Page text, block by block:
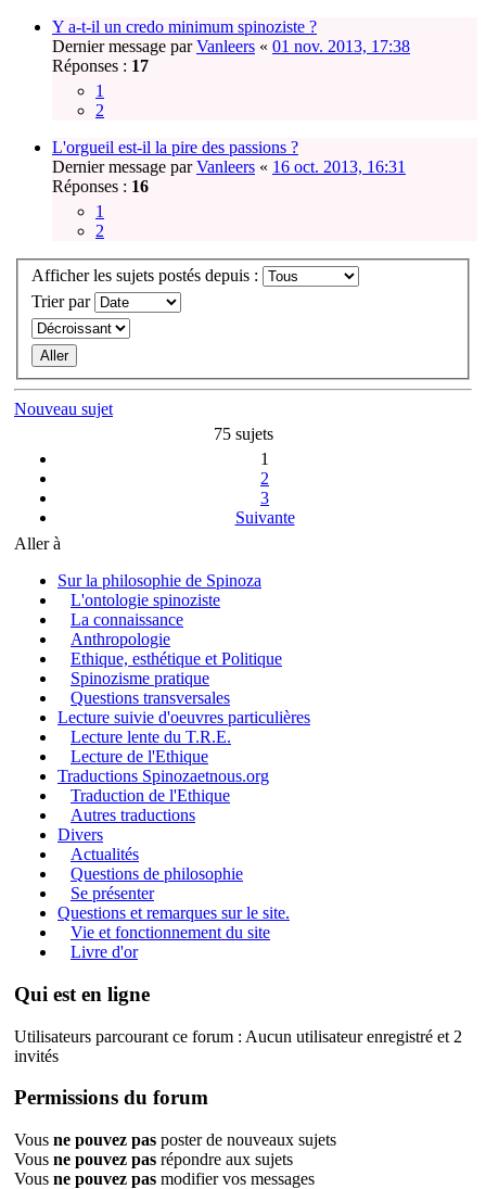
Y a-t-il un credo minimum spinoziste ?
Dernier message parVanleers « 01 nov. 2013, 17:38
Réponses : 17
1
2
L'orgueil est-il la pire des passions ?
Dernier message parVanleers « 16 oct. 2013, 16:31
Réponses : 16
1
2
Afficher les sujets postés depuis :
Trier par
Nouveau sujet
75 sujets
1
2
3
Suivante
Aller à
Sur la philosophie de Spinoza
L'ontologie spinoziste
La connaissance
Anthropologie
Ethique, esthétique et Politique
Spinozisme pratique
Questions transversales
Lecture suivie d'oeuvres particulières
Lecture lente du T.R.E.
Lecture de l'Ethique
Traductions Spinozaetnous.org
Traduction de l'Ethique
Autres traductions
Divers
Actualités
Questions de philosophie
Se présenter
Questions et remarques sur le site.
Vie et fonctionnement du site
Livre d'or
Qui est en ligne
Utilisateurs parcourant ce forum : Aucun utilisateur enregistré et 2
invités
Permissions du forum
Vous ne pouvez pas poster de nouveaux sujets
Vous ne pouvez pas répondre aux sujets
Vous ne pouvez pas modifier vos messages